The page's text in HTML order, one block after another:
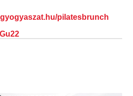
pilatesbrunch